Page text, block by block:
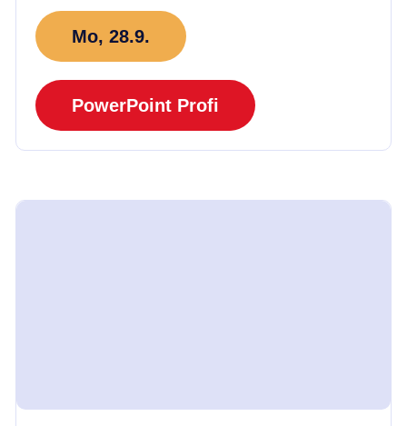
Mo, 28.9.
PowerPoint Profi